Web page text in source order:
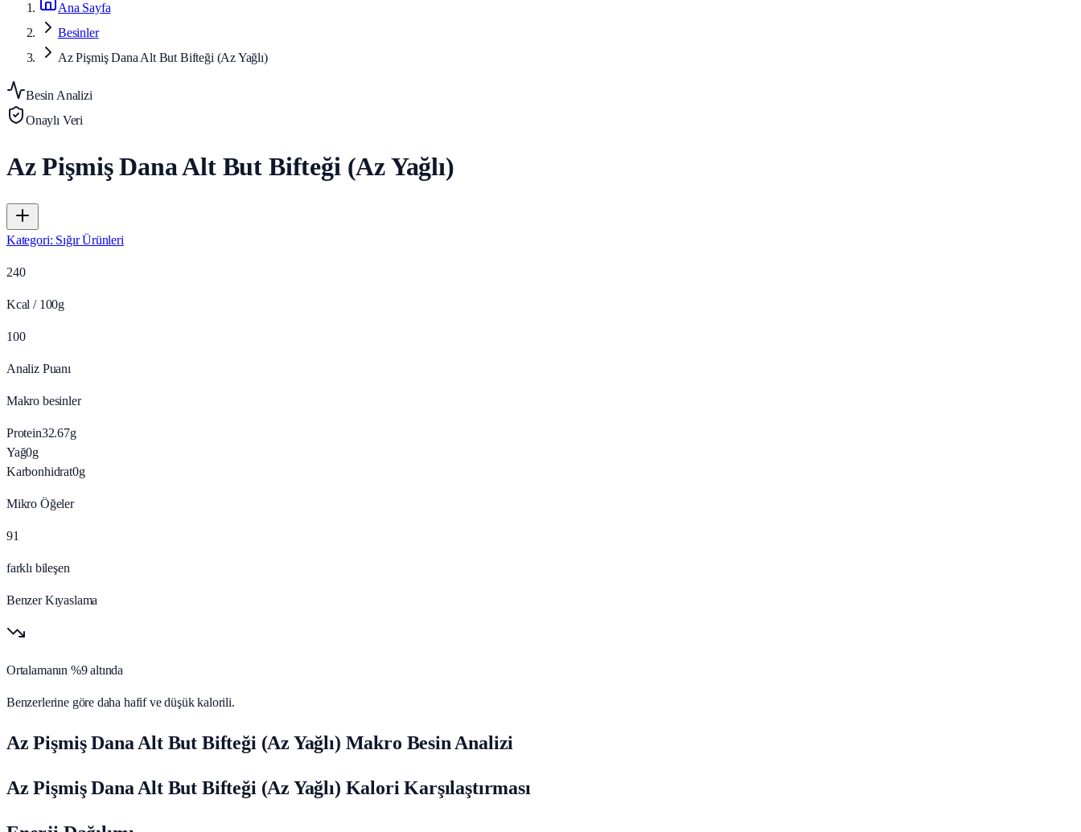
Ana Sayfa
Besinler
Az Pişmiş Dana Alt But Bifteği (Az Yağlı)
Besin Analizi
Onaylı Veri
Az Pişmiş Dana Alt But Bifteği (Az Yağlı)
Kategori: Sığır Ürünleri
240
Kcal / 100g
100
Analiz Puanı
Makro besinler
Protein32.67g
Yağ0g
Karbonhidrat0g
Mikro Öğeler
91
farklı bileşen
Benzer Kıyaslama
Ortalamanın %9 altında
Benzerlerine göre daha hafif ve düşük kalorili.
Az Pişmiş Dana Alt But Bifteği (Az Yağlı) Makro Besin Analizi
Az Pişmiş Dana Alt But Bifteği (Az Yağlı) Kalori Karşılaştırması